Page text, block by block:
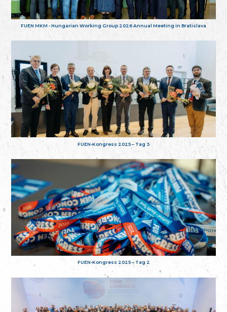
FUEN MKM - Hungarian Working Group 2026 Annual Meeting in Bratislava
FUEN-Kongress 2025 – Tag 3
FUEN-Kongress 2025 – Tag 2